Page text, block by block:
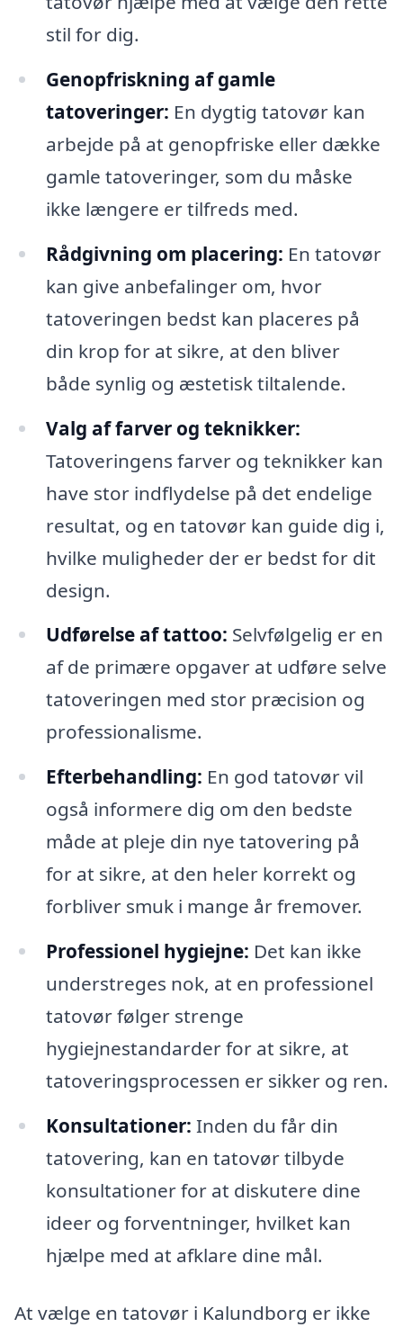
stil for dig.
Genopfriskning af gamle
tatoveringer: En dygtig tatovør kan
arbejde på at genopfriske eller dække
gamle tatoveringer, som du måske
ikke længere er tilfreds med.
Rådgivning om placering: En tatovør
kan give anbefalinger om, hvor
tatoveringen bedst kan placeres på
din krop for at sikre, at den bliver
både synlig og æstetisk tiltalende.
Valg af farver og teknikker:
Tatoveringens farver og teknikker kan
have stor indflydelse på det endelige
resultat, og en tatovør kan guide dig i,
hvilke muligheder der er bedst for dit
design.
Udførelse af tattoo: Selvfølgelig er en
af de primære opgaver at udføre selve
tatoveringen med stor præcision og
professionalisme.
Efterbehandling: En god tatovør vil
også informere dig om den bedste
måde at pleje din nye tatovering på
for at sikre, at den heler korrekt og
forbliver smuk i mange år fremover.
Professionel hygiejne: Det kan ikke
understreges nok, at en professionel
tatovør følger strenge
hygiejnestandarder for at sikre, at
tatoveringsprocessen er sikker og ren.
Konsultationer: Inden du får din
tatovering, kan en tatovør tilbyde
konsultationer for at diskutere dine
ideer og forventninger, hvilket kan
hjælpe med at afklare dine mål.
At vælge en tatovør i Kalundborg er ikke